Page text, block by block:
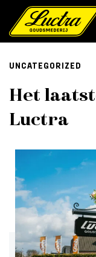
UNCATEGORIZED
Het
Luctra